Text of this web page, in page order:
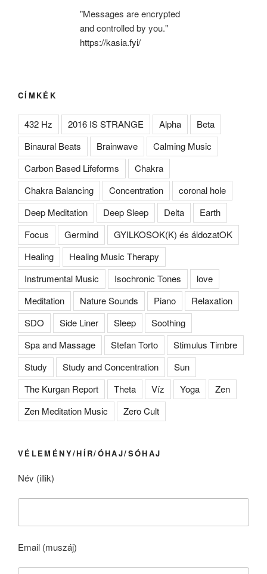
"Messages are encrypted
and controlled by you."
https://kasia.fyi/
CÍMKÉK
432 Hz 2016 IS STRANGE Alpha
Beta
Binaural Beats
Brainwave
Calming Music
Carbon Based Lifeforms
Chakra
Chakra Balancing
Concentration
coronal hole
Deep Meditation
Deep Sleep Delta
Earth
Focus
Germind
GYILKOSOK(K) és áldozatOK
Healing
Healing Music Therapy
Instrumental Music
Isochronic Tones
love
Meditation
Nature Sounds Piano
Relaxation
SDO
Side Liner Sleep
Soothing
Spa and Massage
Stefan Torto
Stimulus Timbre
Study
Study and Concentration
Sun
The Kurgan Report
Theta Víz Yoga
Zen
Zen Meditation Music
Zero Cult
VÉLEMÉNY/HÍR/ÓHAJ/SÓHAJ
Név (illik)
Email (muszáj)